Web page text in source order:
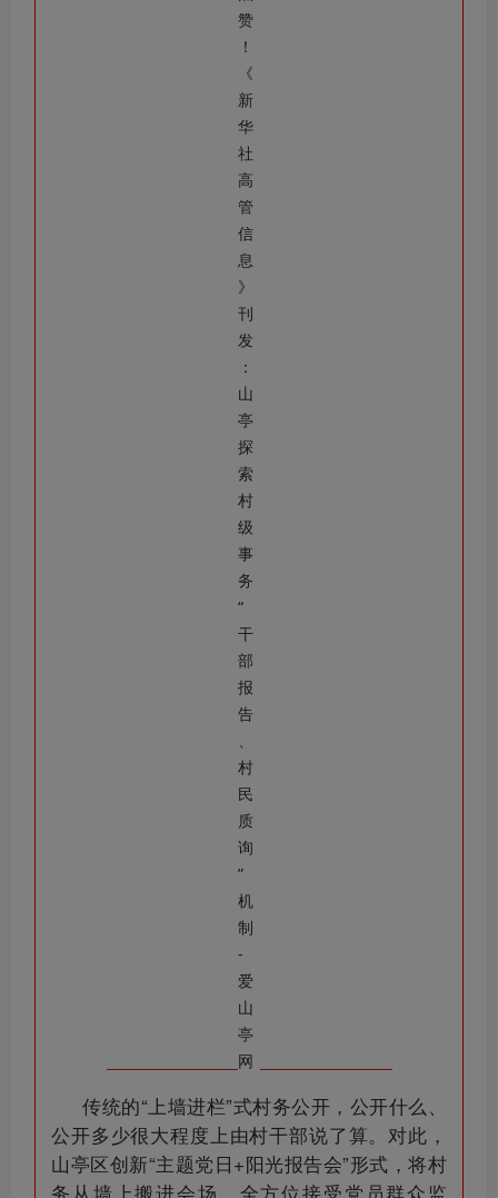
传统的“上墙进栏”式村务公开，公开什么、
公开多少很大程度上由村干部说了算。对此，
山亭区创新“主题党日+阳光报告会”形式，将村
务从墙上搬进会场，全方位接受党员群众监